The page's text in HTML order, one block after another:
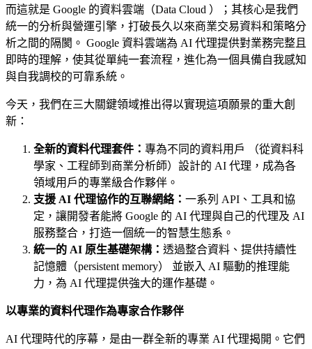
而這就是 Google 的資料雲端（Data Cloud ）；其核心是我們
統一的分析與營運引擎，打破長久以來商業交易資料和策略分
析之間的隔閡。 Google 資料雲端為 AI 代理提供對業務完整且
即時的理解，使其從單純一套流程，進化為一個具備自我感知
與自我調校的可靠系統。
今天，我們在三大關鍵領域推出得以實現這項願景的重大創
新：
全新的資料代理套件： 專為不同的資料用戶 （從資料科
學家、工程師到商業分析師）設計的 AI 代理，成為各
領域用戶的專業級合作夥伴。
支援 AI 代理協作的互聯網絡： 一系列 API、工具和協
定，讓開發者能將 Google 的 AI 代理與自己的代理及 AI
服務整合，打造一個統一的智慧生態系。
統一的 AI 原生基礎架構： 透過整合資料、提供持續性
記憶體（persistent memory） 並嵌入 AI 驅動的推理能
力，為 AI 代理提供強大的運作基礎。
以專業的資料代理作為專家合作夥伴
AI 代理時代的序幕，是由一群全新的專業 AI 代理揭開。它們